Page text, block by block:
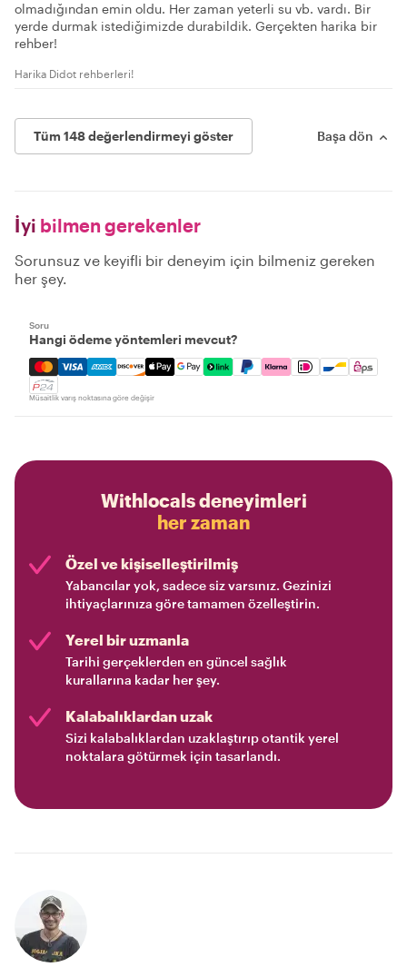
olmadığından emin oldu. Her zaman yeterli su vb. vardı. Bir
yerde durmak istediğimizde durabildik. Gerçekten harika bir
rehber!
Harika Didot rehberleri!
Tüm 148 değerlendirmeyi göster Başa dön
İyi bilmen gerekenler
Sorunsuz ve keyifli bir deneyim için bilmeniz gereken
her şey.
Soru
Hangi ödeme yöntemleri mevcut?
Mastercard, Visa, Amex, Discover, Apple Pay, Google
Müsaitlik varış noktasına göre değişir
Withlocals deneyimleri
her zaman
Özel ve kişiselleştirilmiş
Yabancılar yok, sadece siz varsınız. Gezinizi
ihtiyaçlarınıza göre tamamen özelleştirin.
Yerel bir uzmanla
Tarihi gerçeklerden en güncel sağlık
kurallarına kadar her şey.
Kalabalıklardan uzak
Sizi kalabalıklardan uzaklaştırıp otantik yerel
noktalara götürmek için tasarlandı.